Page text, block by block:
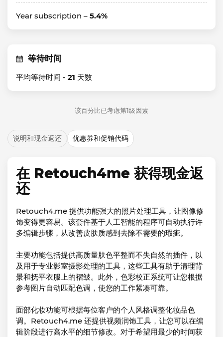
Year subscription – 5.4%
等待时间
平均等待时间 - 21 天数
该百分比已考虑第1级因素
说明和现金返还 优惠券和促销代码
在 Retouch4me 获得现金返
还
Retouch4.me 提供功能强大的照片处理工具，让图像修
饰变得更容易。该套件基于人工智能的程序可自动执行许
多编辑步骤，从改善皮肤质感到去除不需要的瑕疵。
主要功能包括提供高质量肤色平整而不失自然的插件，以
及用于专业影室摄影处理的工具，这些工具有助于清理背
景和抚平衣服上的褶皱。此外，色彩校正系统可让您根据
参考图片自动匹配色调，使您的工作紧凑可靠。
面部化妆功能可根据每位客户的个人风格调整化妆品色
调。Retouch4.me 还提供视频润饰工具，让您可以在编
辑阶段进行高水平的细节修改。对于希望用最少的时间获